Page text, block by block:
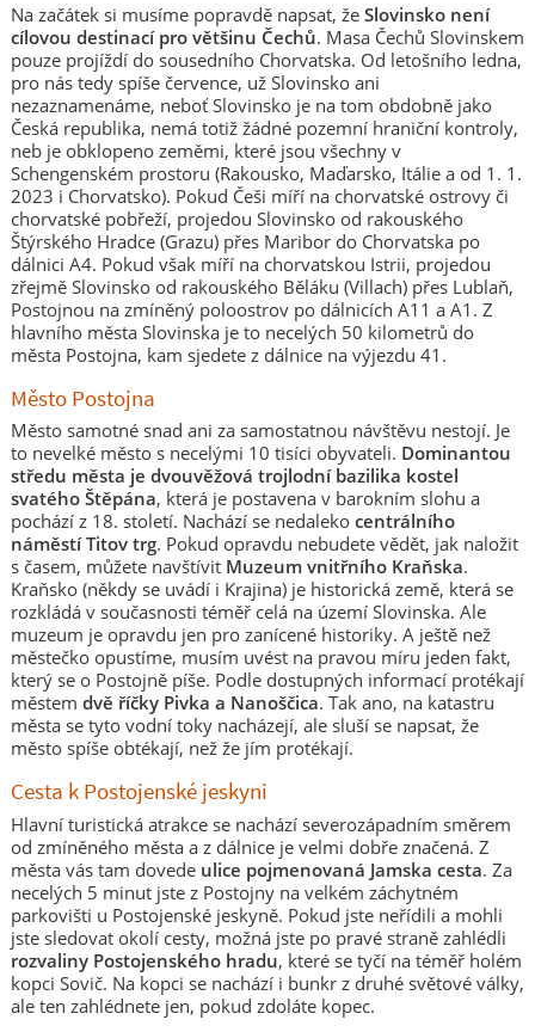
Na začátek si musíme popravdě napsat, že Slovinsko není
cílovou destinací pro většinu Čechů. Masa Čechů Slovinskem
pouze projíždí do sousedního Chorvatska. Od letošního ledna,
pro nás tedy spíše července, už Slovinsko ani
nezaznamenáme, neboť Slovinsko je na tom obdobně jako
Česká republika, nemá totiž žádné pozemní hraniční kontroly,
neb je obklopeno zeměmi, které jsou všechny v
Schengenském prostoru (Rakousko, Maďarsko, Itálie a od 1. 1.
2023 i Chorvatsko). Pokud Češi míří na chorvatské ostrovy či
chorvatské pobřeží, projedou Slovinsko od rakouského
Štýrského Hradce (Grazu) přes Maribor do Chorvatska po
dálnici A4. Pokud však míří na chorvatskou Istrii, projedou
zřejmě Slovinsko od rakouského Běláku (Villach) přes Lublaň,
Postojnou na zmíněný poloostrov po dálnicích A11 a A1. Z
hlavního města Slovinska je to necelých 50 kilometrů do
města Postojna, kam sjedete z dálnice na výjezdu 41.
Město Postojna
Město samotné snad ani za samostatnou návštěvu nestojí. Je
to nevelké město s necelými 10 tisíci obyvateli. Dominantou
středu města je dvouvěžová trojlodní bazilika kostel
svatého Štěpána, která je postavena v barokním slohu a
pochází z 18. století. Nachází se nedaleko centrálního
náměstí Titov trg. Pokud opravdu nebudete vědět, jak naložit
s časem, můžete navštívit Muzeum vnitřního Kraňska.
Kraňsko (někdy se uvádí i Krajina) je historická země, která se
rozkládá v současnosti téměř celá na území Slovinska. Ale
muzeum je opravdu jen pro zanícené historiky. A ještě než
městečko opustíme, musím uvést na pravou míru jeden fakt,
který se o Postojně píše. Podle dostupných informací protékají
městem dvě říčky Pivka a Nanoščica. Tak ano, na katastru
města se tyto vodní toky nacházejí, ale sluší se napsat, že
město spíše obtékají, než že jím protékají.
Cesta k Postojenské jeskyni
Hlavní turistická atrakce se nachází severozápadním směrem
od zmíněného města a z dálnice je velmi dobře značená. Z
města vás tam dovede ulice pojmenovaná Jamska cesta. Za
necelých 5 minut jste z Postojny na velkém záchytném
parkovišti u Postojenské jeskyně. Pokud jste neřídili a mohli
jste sledovat okolí cesty, možná jste po pravé straně zahlédli
rozvaliny Postojenského hradu, které se tyčí na téměř holém
kopci Sovič. Na kopci se nachází i bunkr z druhé světové války,
ale ten zahlédnete jen, pokud zdoláte kopec.